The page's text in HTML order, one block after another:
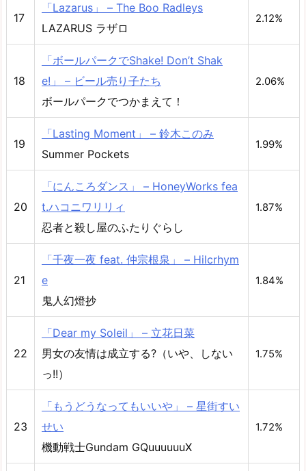
17
「Lazarus」 – The Boo Radleys
LAZARUS ラザロ
2.12%
18
「ボールパークでShake! Don’t Shak
e!」 – ビール売り子たち
ボールパークでつかまえて！
2.06%
19
「Lasting Moment」 – 鈴木このみ
Summer Pockets
1.99%
20
「にんころダンス」 – HoneyWorks fea
t.ハコニワリリィ
忍者と殺し屋のふたりぐらし
1.87%
21
「千夜一夜 feat. 仲宗根泉」 – Hilcrhym
e
鬼人幻燈抄
1.84%
22
「Dear my Soleil」 – 立花日菜
男女の友情は成立する?（いや、しない
っ!!）
1.75%
23
「もうどうなってもいいや」 – 星街すい
せい
機動戦士Gundam GQuuuuuuX
1.72%